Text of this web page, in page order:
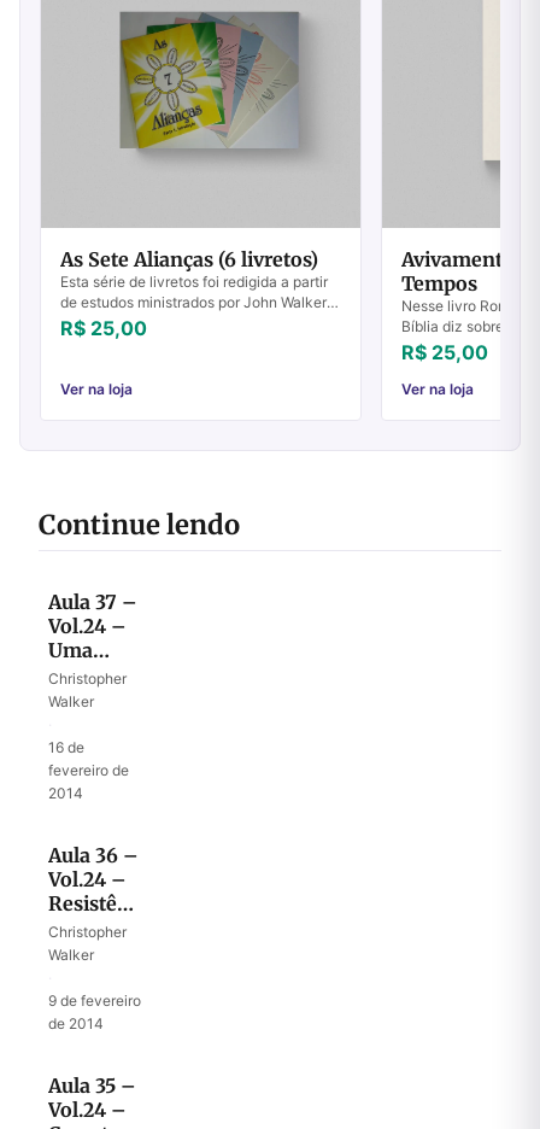
As Sete Alianças (6 livretos)
Esta série de livretos foi redigida a partir
de estudos ministrados por John Walker
na igreja em Rubiataba, durante o ano de
1984.Apropriado tanto para novos...
R$ 25,00
Ver na loja
Avivamento
Tempos
Nesse livro Ron
Bíblia diz sobre o
tempos. "De fato,
quando um pastor
perguntou ...
R$ 25,00
Ver na loja
Continue lendo
Aula 37 –
Vol.24 –
Uma
lâmpada
acesa no
trevas
Christopher
Walker
16 de
fevereiro de
2014
Aula 36 –
Vol.24 –
Resistência
ao poder
do
Christopher
Walker
9 de fevereiro
de 2014
Aula 35 –
Vol.24 –